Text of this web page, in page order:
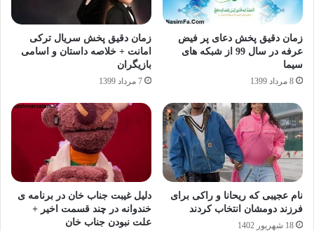
زمان دقیق پخش دعای پر فیض
عرفه در سال 99 از شبکه های
سیما
8 مرداد 1399
زمان دقیق پخش سریال ترکی
امانت + خلاصه داستان و اسامی
بازیگران
7 مرداد 1399
نام عجیبی که ریحانا و راکی برای
فرزند دومشان انتخاب کردند
18 شهریور 1402
دلیل غیبت جناب خان در برنامه ی
خندوانه در چند قسمت اخیر +
علت نبودن جناب خان